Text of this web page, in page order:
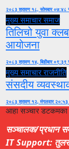
२०८३ श्रावण १८, सोमबार ०७:४८
मुख्य समाचारसमाज
तिलिचो युवा
आयोजना
२०८३ श्रावण १४, बिहीबार ०९:३९
मुख्य समाचारराजनीति
संसदीय
२०८३ श्रावण १२, मंगलवार
आहा सञ्चार डटकमका
सञ्चालक/प्रधान
IT Support: